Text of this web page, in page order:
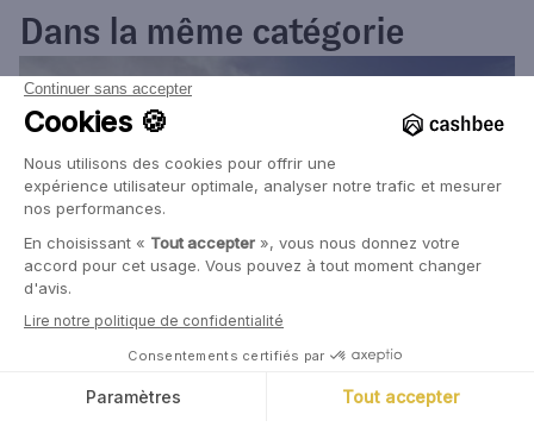
Dans la même catégorie
Marc Tempelman
Alors que des records de chaleur sont en train d'être battus,